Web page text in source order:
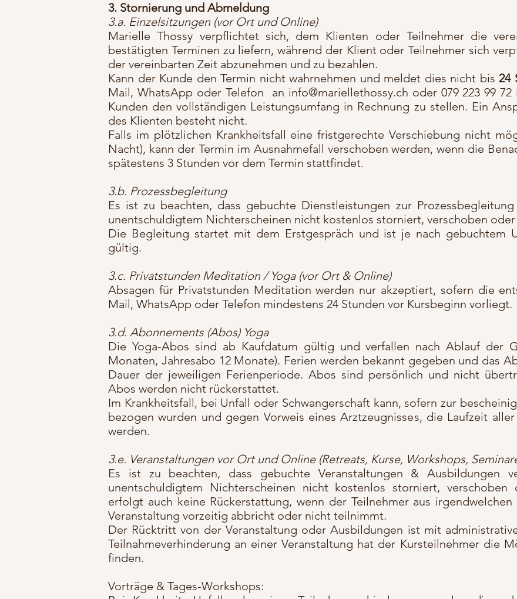
3. Stornierung und Abmeldung
3.a. Einzelsitzungen (vor Ort und Online)
Marielle Thossy verpflichtet sich, dem Klienten oder Teilnehmer die
bestätigten Terminen zu liefern, während der Klient oder Teilnehmer sich
der vereinbarten Zeit abzunehmen und zu bezahlen.
Kann der Kunde den Termin nicht wahrnehmen und meldet dies nicht bis 24
Mail, WhatsApp oder Telefon an info@mariellethossy.ch oder 079 223 99
Kunden den vollständigen Leistungsumfang in Rechnung zu stellen. Ein
des Klienten besteht nicht.
Falls im plötzlichen Krankheitsfall eine fristgerechte Verschiebung nicht
Nacht), kann der Termin im Ausnahmefall verschoben werden, wenn die
spätestens 3 Stunden vor dem Termin stattfindet.
3.b. Prozessbegleitung
Es ist zu beachten, dass gebuchte Dienstleistungen zur
unentschuldigtem Nichterscheinen nicht kostenlos storniert, verschoben
Die Begleitung startet mit dem Erstgespräch und ist je nach gebuchtem
gültig.
3.c. Privatstunden Meditation / Yoga (vor Ort & Online)
Absagen für Privatstunden Meditation werden nur akzeptiert, sofern die
Mail, WhatsApp oder Telefon mindestens 24 Stunden vor Kursbeginn vorliegt.
3.d. Abonnements (Abos) Yoga
Die Yoga-Abos sind ab Kaufdatum gültig und verfallen nach Ablauf der
Monaten, Jahresabo 12 Monate). Ferien werden bekannt gegeben und das
Dauer der jeweiligen Ferienperiode. Abos sind persönlich und nicht
Abos werden nicht rückerstattet.
Im Krankheitsfall, bei Unfall oder Schwangerschaft kann, sofern zur
bezogen wurden und gegen Vorweis eines Arztzeugnisses, die Laufzeit
werden.
3.e. Veranstaltungen vor Ort und Online (Retreats, Kurse, Workshops,
Es ist zu beachten, dass gebuchte Veranstaltungen & Ausbildungen
unentschuldigtem Nichterscheinen nicht kostenlos storniert,
erfolgt auch keine Rückerstattung, wenn der Teilnehmer aus
Veranstaltung vorzeitig abbricht oder nicht teilnimmt.
Der Rücktritt von der Veranstaltung oder Ausbildungen ist mit
Teilnahmeverhinderung an einer Veranstaltung hat der Kursteilnehmer die
finden.
Vorträge & Tages-Workshops: